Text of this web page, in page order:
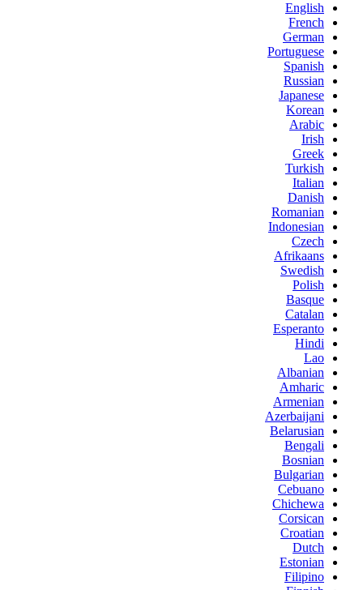
English
French
German
Portuguese
Spanish
Russian
Japanese
Korean
Arabic
Irish
Greek
Turkish
Italian
Danish
Romanian
Indonesian
Czech
Afrikaans
Swedish
Polish
Basque
Catalan
Esperanto
Hindi
Lao
Albanian
Amharic
Armenian
Azerbaijani
Belarusian
Bengali
Bosnian
Bulgarian
Cebuano
Chichewa
Corsican
Croatian
Dutch
Estonian
Filipino